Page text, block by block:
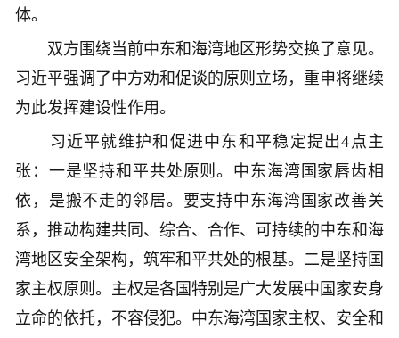
体。
双方围绕当前中东和海湾地区形势交换了意见。
习近平强调了中方劝和促谈的原则立场，重申将继续
为此发挥建设性作用。
习近平就维护和促进中东和平稳定提出4点主
张：一是坚持和平共处原则。中东海湾国家唇齿相
依，是搬不走的邻居。要支持中东海湾国家改善关
系，推动构建共同、综合、合作、可持续的中东和海
湾地区安全架构，筑牢和平共处的根基。二是坚持国
家主权原则。主权是各国特别是广大发展中国家安身
立命的依托，不容侵犯。中东海湾国家主权、安全和